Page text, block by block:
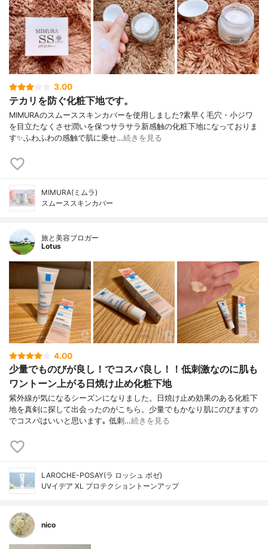
3.00
テカリを防ぐ化粧下地です。
MIMURAのスムーススキンカバーを使用しました?素早く毛穴・小ジワ
を目立たなくさせ潤いを保つサラサラ新感触の化粧下地になっておりま
す✨ふわふわの感触で肌に乗せ…続きを見る
MIMURA(ミムラ)
スムーススキンカバー
旅と美容ブロガー
Lotus
4.00
少量でものびが良し！でコスパ良し！！低刺激なのに肌も
ワントーン上がる日焼け止め化粧下地
紫外線が気になるシーズンになりました。日焼け止め効果のある化粧下
地を真剣に探して出会ったのがこちら。少量でもかなり肌にのびますの
でコスパはいいと思います｡ 低刺…続きを見る
LAROCHE-POSAY(ラ ロッシュ ポゼ)
UVイデア XL プロテクショントーンアップ
nico